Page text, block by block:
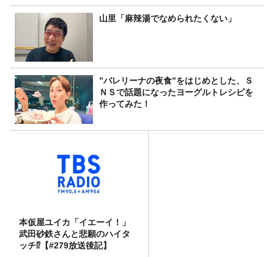
山里「麻辣湯でなめられたくない」
”バレリーナの夜食”をはじめとした、Ｓ
ＮＳで話題になったヨーグルトレシピを
作ってみた！
本仮屋ユイカ「イエーイ！」
武田砂鉄さんと悲願のハイタ
ッチ⁉【#279放送後記】